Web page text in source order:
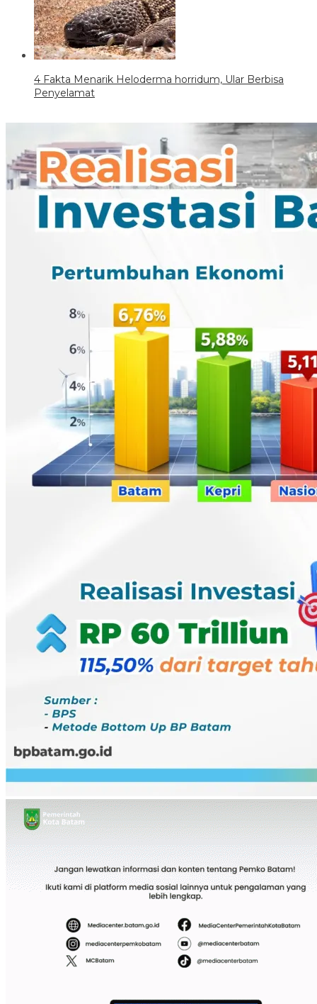
4 Fakta Menarik Heloderma horridum, Ular Berbisa
Penyelamat